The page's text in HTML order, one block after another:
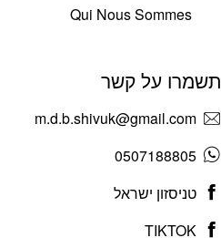
Qui Nous Sommes
תשמרו על קשר
m.d.b.shivuk@gmail.com
0507188805
טניסזון ישראל
TIKTOK